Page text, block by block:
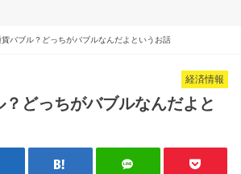
貨バブル？どっちがバブルなんだよというお話
経済情報
どっちがバブルなんだよと